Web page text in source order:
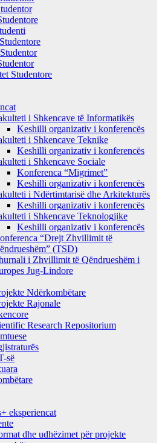
Studentore
i Shkencave të Informatikës
Keshilli organizativ i konferencës
i Shkencave Teknike
Keshilli organizativ i konferencës
i Shkencave Sociale
Konferenca “Migrimet”
Keshilli organizativ i konferencës
i Ndërtimtarisë dhe Arkitekturës
Keshilli organizativ i konferencës
i Shkencave Teknologjike
Keshilli organizativ i konferencës
“Drejt Zhvillimit të
(TSD)
i Zhvillimit të Qëndrueshëm i
Jug-Lindore
Ndërkombëtare
Rajonale
Research Repositorium
së
eksperiencat
dhe udhëzimet për projekte